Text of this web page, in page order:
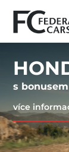
s
více